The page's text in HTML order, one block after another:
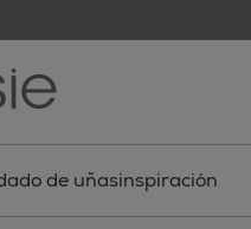
de uñasinspiración